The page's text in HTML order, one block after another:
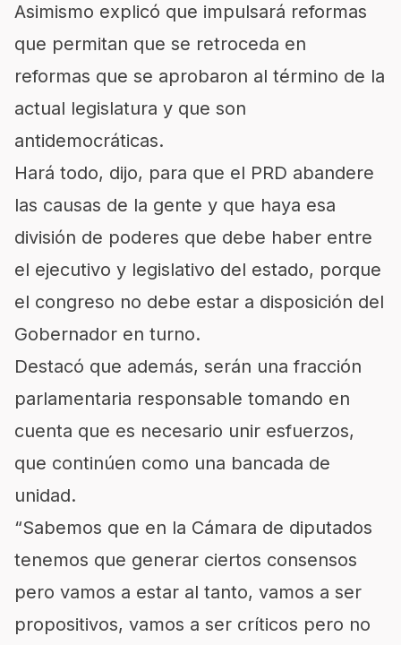
Asimismo explicó que impulsará reformas
que permitan que se retroceda en
reformas que se aprobaron al término de la
actual legislatura y que son
antidemocráticas.
Hará todo, dijo, para que el PRD abandere
las causas de la gente y que haya esa
división de poderes que debe haber entre
el ejecutivo y legislativo del estado, porque
el congreso no debe estar a disposición del
Gobernador en turno.
Destacó que además, serán una fracción
parlamentaria responsable tomando en
cuenta que es necesario unir esfuerzos,
que continúen como una bancada de
unidad.
“Sabemos que en la Cámara de diputados
tenemos que generar ciertos consensos
pero vamos a estar al tanto, vamos a ser
propositivos, vamos a ser críticos pero no